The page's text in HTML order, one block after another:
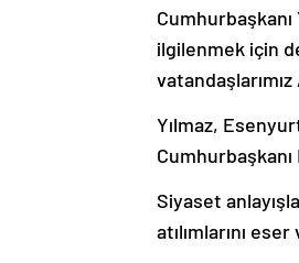
Cumhurbaşkanı
ilgilenmek için
Yılmaz,
Cumhurbaşkanı
Siyaset
atılımlarını